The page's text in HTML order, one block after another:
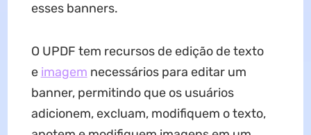
esses banners.
O UPDF tem recursos de edição de texto
e imagem necessários para editar um
banner, permitindo que os usuários
adicionem, excluam, modifiquem o texto,